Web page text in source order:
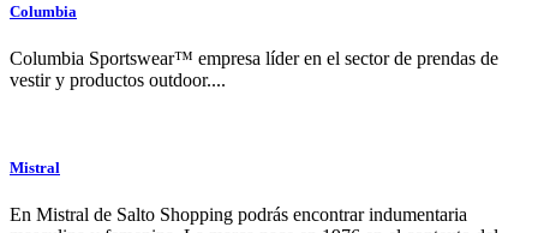
Columbia
Columbia Sportswear™ empresa líder en el sector de prendas de
vestir y productos outdoor....
Mistral
En Mistral de Salto Shopping podrás encontrar indumentaria